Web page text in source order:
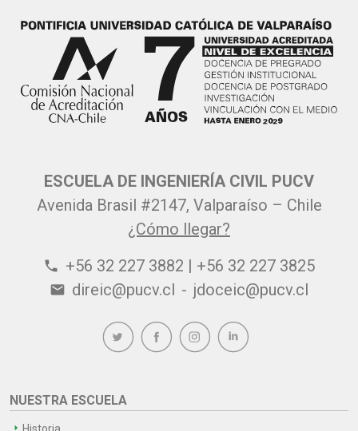
ESCUELA DE INGENIERÍA CIVIL PUCV
Avenida Brasil #2147, Valparaíso – Chile
¿Cómo llegar?
phone +56 32 227 3882 | +56 32 227 3825
email direic@pucv.cl - jdoceic@pucv.cl
NUESTRA ESCUELA
Historia